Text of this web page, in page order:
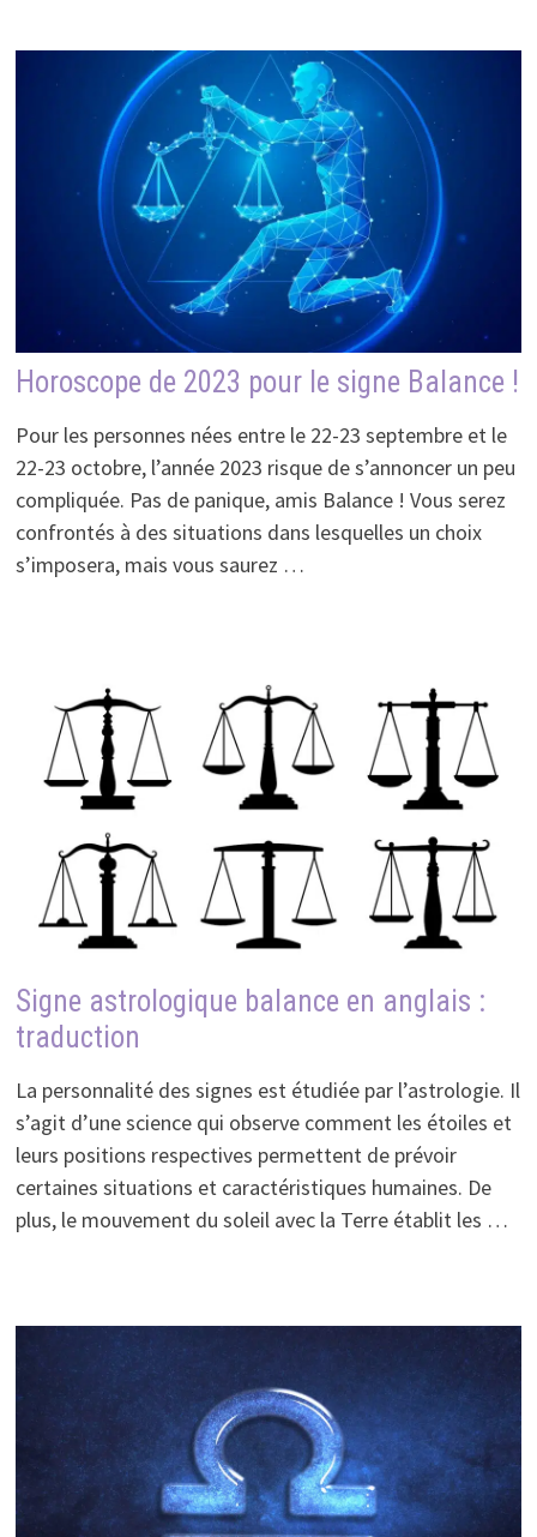
Horoscope de 2023 pour le signe Balance !
Pour les personnes nées entre le 22-23 septembre et le
22-23 octobre, l’année 2023 risque de s’annoncer un peu
compliquée. Pas de panique, amis Balance ! Vous serez
confrontés à des situations dans lesquelles un choix
s’imposera, mais vous saurez …
Signe astrologique balance en anglais :
traduction
La personnalité des signes est étudiée par l’astrologie. Il
s’agit d’une science qui observe comment les étoiles et
leurs positions respectives permettent de prévoir
certaines situations et caractéristiques humaines. De
plus, le mouvement du soleil avec la Terre établit les …